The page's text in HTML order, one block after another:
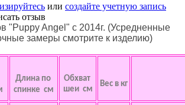
или создайте учетную запись
отзыв
"Puppy Angel" с 2014г. (Усредненные
замеры смотрите к изделию)
Длина по
спинке см
Обхват
шеи см
Вес в кг